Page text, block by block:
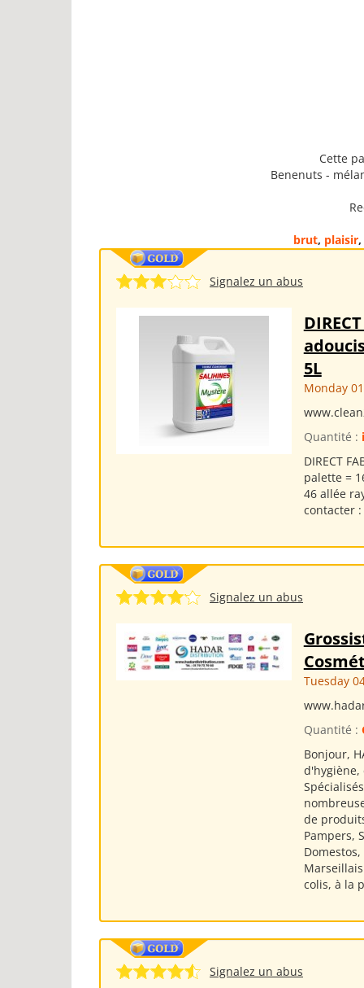
Cette
Benenuts -
brut, plaisir,
Signalez un abus
5L
Monday
Quantité :
DIRECT
palette =
46 allée
contacter
Signalez un abus
Tuesday
Quantité :
Bonjour,
d'hygiène,
de
Pampers,
colis, à la
Signalez un abus